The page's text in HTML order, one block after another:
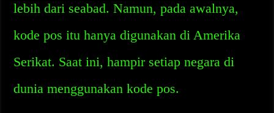
lebih dari seabad. Namun, pada awalnya,
kode pos itu hanya digunakan di Amerika
Serikat. Saat ini, hampir setiap negara di
dunia menggunakan kode pos.